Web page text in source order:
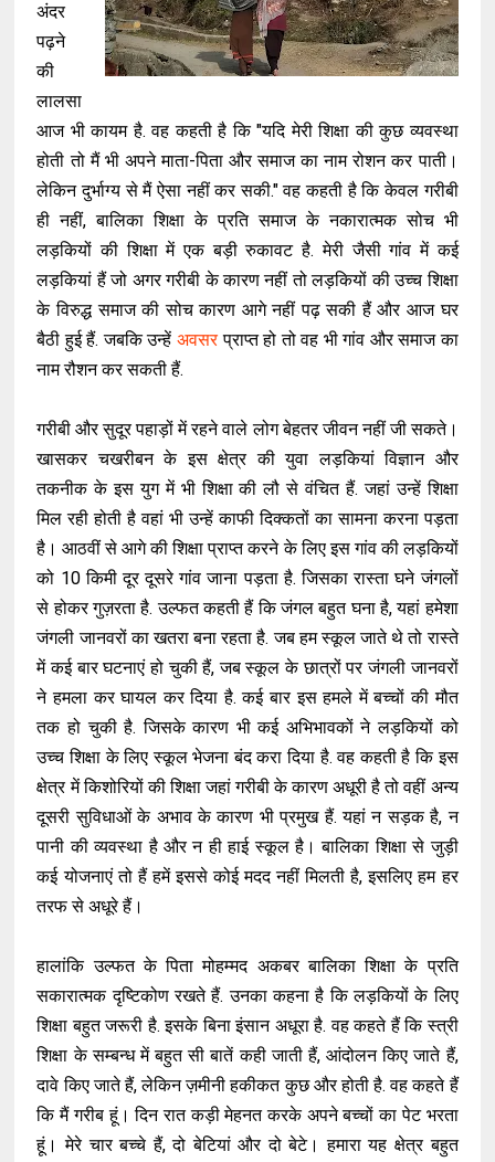
अंदर
पढ़ने
की
लालसा
आज भी कायम है. वह कहती है कि "यदि मेरी शिक्षा की कुछ व्यवस्था
होती तो मैं भी अपने माता-पिता और समाज का नाम रोशन कर पाती।
लेकिन दुर्भाग्य से मैं ऐसा नहीं कर सकी." वह कहती है कि केवल गरीबी
ही नहीं, बालिका शिक्षा के प्रति समाज के नकारात्मक सोच भी
लड़कियों की शिक्षा में एक बड़ी रुकावट है. मेरी जैसी गांव में कई
लड़कियां हैं जो अगर गरीबी के कारण नहीं तो लड़कियों की उच्च शिक्षा
के विरुद्ध समाज की सोच कारण आगे नहीं पढ़ सकी हैं और आज घर
बैठी हुई हैं. जबकि उन्हें अवसरप्राप्त हो तो वह भी गांव और समाज का
नाम रौशन कर सकती हैं.
गरीबी और सुदूर पहाड़ों में रहने वाले लोग बेहतर जीवन नहीं जी सकते।
खासकर चखरीबन के इस क्षेत्र की युवा लड़कियां विज्ञान और
तकनीक के इस युग में भी शिक्षा की लौ से वंचित हैं. जहां उन्हें शिक्षा
मिल रही होती है वहां भी उन्हें काफी दिक्कतों का सामना करना पड़ता
है। आठवीं से आगे की शिक्षा प्राप्त करने के लिए इस गांव की लड़कियों
को 10 किमी दूर दूसरे गांव जाना पड़ता है. जिसका रास्ता घने जंगलों
से होकर गुज़रता है. उल्फत कहती हैं कि जंगल बहुत घना है, यहां हमेशा
जंगली जानवरों का खतरा बना रहता है. जब हम स्कूल जाते थे तो रास्ते
में कई बार घटनाएं हो चुकी हैं, जब स्कूल के छात्रों पर जंगली जानवरों
ने हमला कर घायल कर दिया है. कई बार इस हमले में बच्चों की मौत
तक हो चुकी है. जिसके कारण भी कई अभिभावकों ने लड़कियों को
उच्च शिक्षा के लिए स्कूल भेजना बंद करा दिया है. वह कहती है कि इस
क्षेत्र में किशोरियों की शिक्षा जहां गरीबी के कारण अधूरी है तो वहीं अन्य
दूसरी सुविधाओं के अभाव के कारण भी प्रमुख हैं. यहां न सड़क है, न
पानी की व्यवस्था है और न ही हाई स्कूल है। बालिका शिक्षा से जुड़ी
कई योजनाएं तो हैं हमें इससे कोई मदद नहीं मिलती है, इसलिए हम हर
तरफ से अधूरे हैं।
हालांकि उल्फत के पिता मोहम्मद अकबर बालिका शिक्षा के प्रति
सकारात्मक दृष्टिकोण रखते हैं. उनका कहना है कि लड़कियों के लिए
शिक्षा बहुत जरूरी है. इसके बिना इंसान अधूरा है. वह कहते हैं कि स्त्री
शिक्षा के सम्बन्ध में बहुत सी बातें कही जाती हैं, आंदोलन किए जाते हैं,
दावे किए जाते हैं, लेकिन ज़मीनी हकीकत कुछ और होती है. वह कहते हैं
कि मैं गरीब हूं। दिन रात कड़ी मेहनत करके अपने बच्चों का पेट भरता
हूं। मेरे चार बच्चे हैं, दो बेटियां और दो बेटे। हमारा यह क्षेत्र बहुत